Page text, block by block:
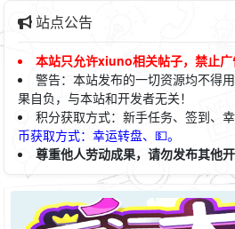
站点公告
本站只允许xiuno相关帖子，禁止广
警告：本站发布的一切资源均不得
果自负，与本站和开发者无关！
积分获取方式：新手任务、签到、
币获取方式：幸运转盘、💵。
尊重他人劳动成果，请勿发布其他